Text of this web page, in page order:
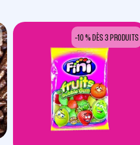
-10 % DÈS 3 PRODUITS